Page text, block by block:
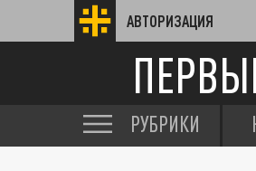
АВТОРИЗАЦИЯ
РУБРИКИ